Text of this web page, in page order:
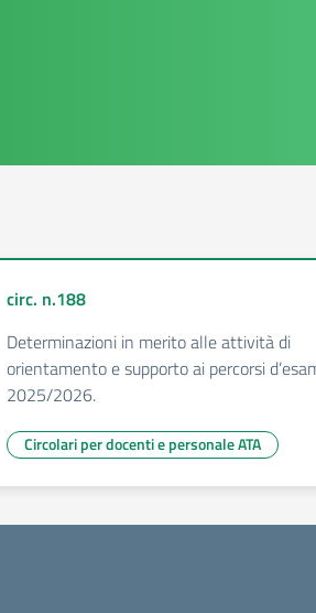
circ. n.188
Determinazioni in merito alle attività di
orientamento e supporto ai percorsi
2025/2026.
Circolari per docenti e personale ATA